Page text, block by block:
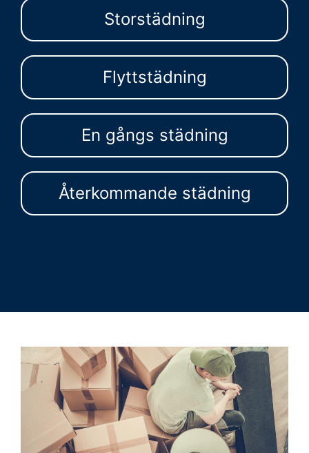
Storstädning
Flyttstädning
En gångs städning
Återkommande städning